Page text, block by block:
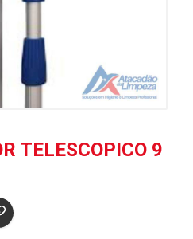
TELESCOPICO 9